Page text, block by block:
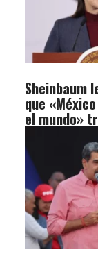
Sheinbaum
que
el mundo»